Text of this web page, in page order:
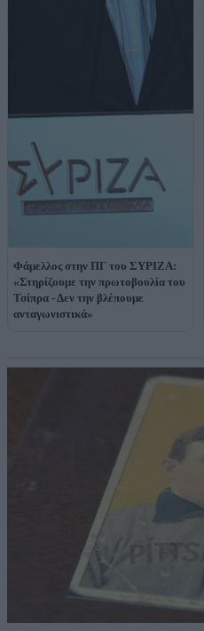
Φάμελλος στην ΠΓ του ΣΥΡΙΖΑ:
«Στηρίζουμε την πρωτοβουλία του
Τσίπρα - Δεν την βλέπουμε
ανταγωνιστικά»